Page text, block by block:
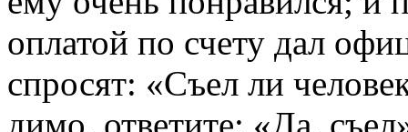
оплатой по счету дал
спросят: «Съел ли